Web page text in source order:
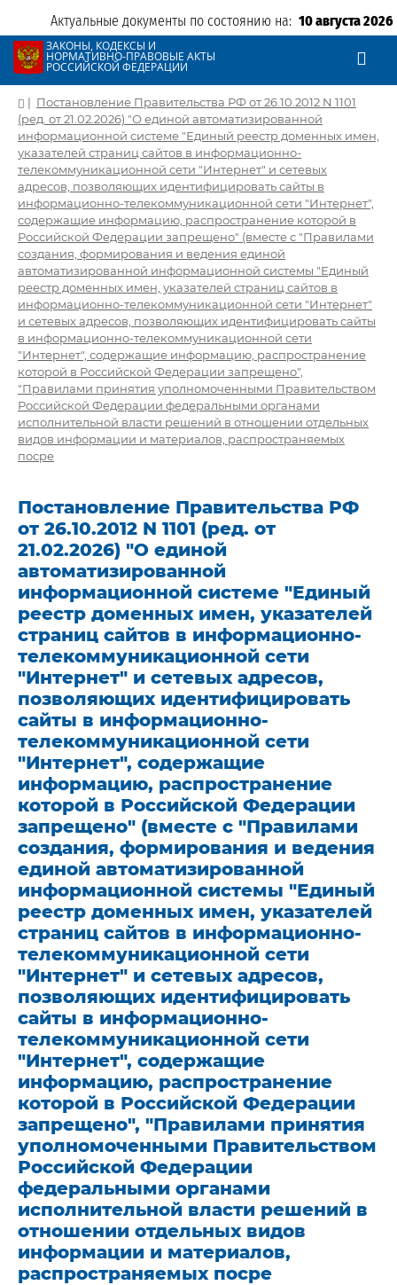
Актуальные документы по состоянию на: 10 августа 2026
ЗАКОНЫ, КОДЕКСЫ И
НОРМАТИВНО-ПРАВОВЫЕ АКТЫ
РОССИЙСКОЙ ФЕДЕРАЦИИ
| Постановление Правительства РФ от 26.10.2012 N 1101
(ред. от 21.02.2026) "О единой автоматизированной
информационной системе "Единый реестр доменных имен,
указателей страниц сайтов в информационно-
телекоммуникационной сети "Интернет" и сетевых
адресов, позволяющих идентифицировать сайты в
информационно-телекоммуникационной сети "Интернет",
содержащие информацию, распространение которой в
Российской Федерации запрещено" (вместе с "Правилами
создания, формирования и ведения единой
автоматизированной информационной системы "Единый
реестр доменных имен, указателей страниц сайтов в
информационно-телекоммуникационной сети "Интернет"
и сетевых адресов, позволяющих идентифицировать сайты
в информационно-телекоммуникационной сети
"Интернет", содержащие информацию, распространение
которой в Российской Федерации запрещено",
"Правилами принятия уполномоченными Правительством
Российской Федерации федеральными органами
исполнительной власти решений в отношении отдельных
видов информации и материалов, распространяемых
посре
Постановление Правительства РФ
от 26.10.2012 N 1101 (ред. от
21.02.2026) "О единой
автоматизированной
информационной системе "Единый
реестр доменных имен, указателей
страниц сайтов в информационно-
телекоммуникационной сети
"Интернет" и сетевых адресов,
позволяющих идентифицировать
сайты в информационно-
телекоммуникационной сети
"Интернет", содержащие
информацию, распространение
которой в Российской Федерации
запрещено" (вместе с "Правилами
создания, формирования и ведения
единой автоматизированной
информационной системы "Единый
реестр доменных имен, указателей
страниц сайтов в информационно-
телекоммуникационной сети
"Интернет" и сетевых адресов,
позволяющих идентифицировать
сайты в информационно-
телекоммуникационной сети
"Интернет", содержащие
информацию, распространение
которой в Российской Федерации
запрещено", "Правилами принятия
уполномоченными Правительством
Российской Федерации
федеральными органами
исполнительной власти решений в
отношении отдельных видов
информации и материалов,
распространяемых посре